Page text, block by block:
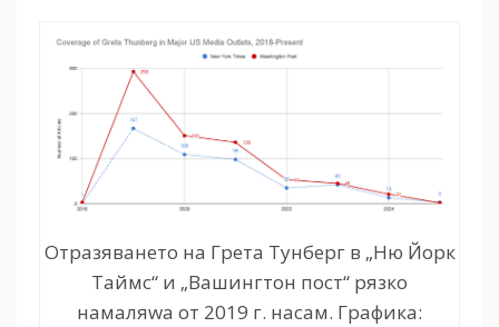
Отразяването на Грета Тунберг в „Ню Йорк
Таймс“ и „Вашингтон пост“ рязко
намаляwa от 2019 г. насам. Графика: